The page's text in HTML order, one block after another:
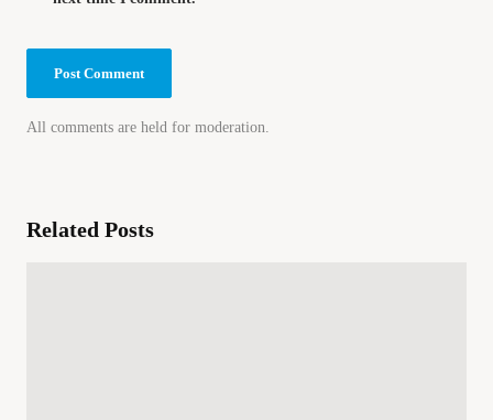
All comments are held for moderation.
Related Posts